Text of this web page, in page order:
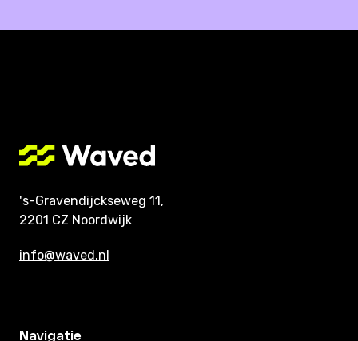
's-Gravendijckseweg 11,
2201 CZ Noordwijk
info@waved.nl
Navigatie